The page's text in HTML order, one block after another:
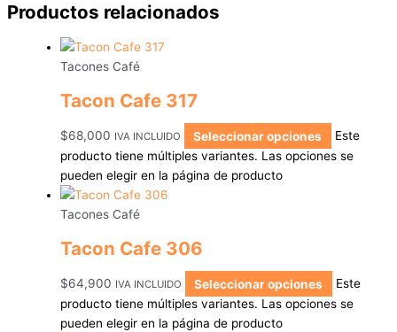
Productos relacionados
Tacones Café
Tacon Cafe 317
$68,000 IVA INCLUIDO Seleccionar opciones
Este
producto tiene múltiples variantes. Las opciones se
pueden elegir en la página de producto
Tacones Café
Tacon Cafe 306
$64,900 IVA INCLUIDO Seleccionar opciones
Este
producto tiene múltiples variantes. Las opciones se
pueden elegir en la página de producto